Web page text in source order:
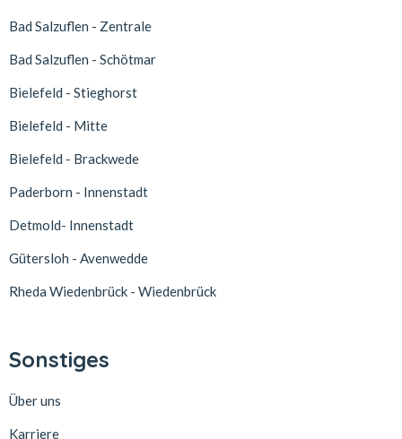
Bad Salzuflen - Zentrale
Bad Salzuflen - Schötmar
Bielefeld - Stieghorst
Bielefeld - Mitte
Bielefeld - Brackwede
Paderborn - Innenstadt
Detmold- Innenstadt
Gütersloh - Avenwedde
Rheda Wiedenbrück - Wiedenbrück
Sonstiges
Über uns
Karriere